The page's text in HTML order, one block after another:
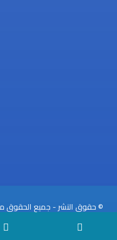
© حقوق النشر - جميع